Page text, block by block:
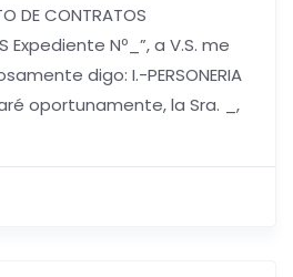
DE CONTRATOS
Expediente Nº_”, a V.S. me
digo: I.-PERSONERIA
oportunamente, la Sra. _,